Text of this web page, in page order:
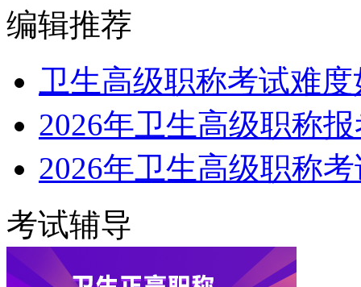
编辑推荐
卫生高级职称考试难
2026年卫生高级职称
2026年卫生高级职称
考试辅导